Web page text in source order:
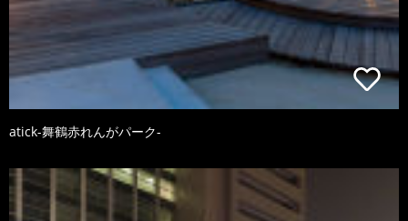
atick-舞鶴赤れんがパーク-